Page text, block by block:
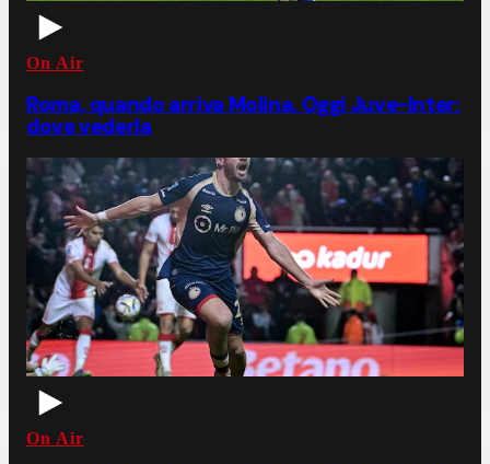
On Air
Roma, quando arriva Molina. Oggi Juve-Inter:
dove vederla
On Air